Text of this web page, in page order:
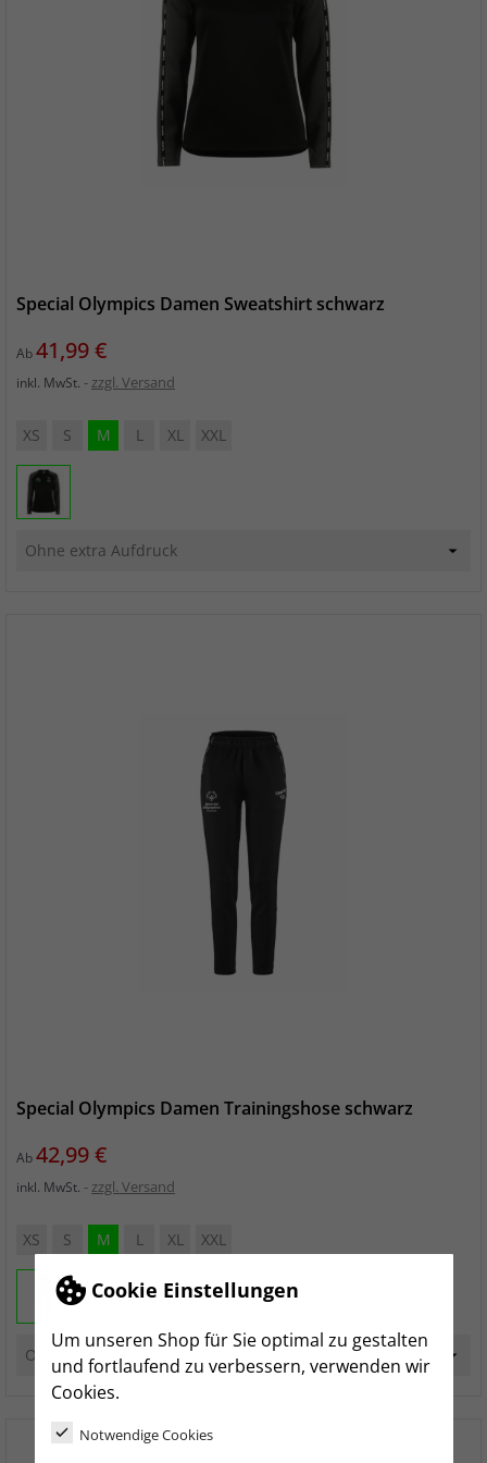
Cookie Einstellungen
Um unseren Shop für Sie optimal zu gestalten
und fortlaufend zu verbessern, verwenden wir
Cookies.
Notwendige Cookies
Special Olympics Damen Sweatshirt schwarz
AbPreis
41,99 €
inkl. MwSt. zzgl. Versand
XS S M L XL XXL
Special Olympics Damen Trainingshose schwarz
AbPreis
42,99 €
inkl. MwSt. zzgl. Versand
XS S M L XL XXL